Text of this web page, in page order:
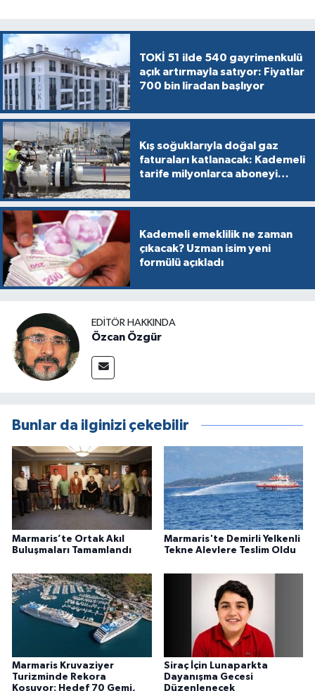
TOKİ 51 ilde 540 gayrimenkulü
açık artırmayla satıyor: Fiyatlar
700 bin liradan başlıyor
Kış soğuklarıyla doğal gaz
faturaları katlanacak: Kademeli
tarife milyonlarca aboneyi
Kademeli emeklilik ne zaman
çıkacak? Uzman isim yeni
formülü açıkladı
EDITÖR HAKKINDA
Özcan Özgür
Bunlar da ilginizi çekebilir
Marmaris’te Ortak Akıl
Buluşmaları Tamamlandı
Marmaris'te Demirli Yelkenli
Tekne Alevlere Teslim Oldu
Marmaris Kruvaziyer
Turizminde Rekora
Koşuyor: Hedef 70 Gemi,
Siraç İçin Lunaparkta
Dayanışma Gecesi
Düzenlenecek